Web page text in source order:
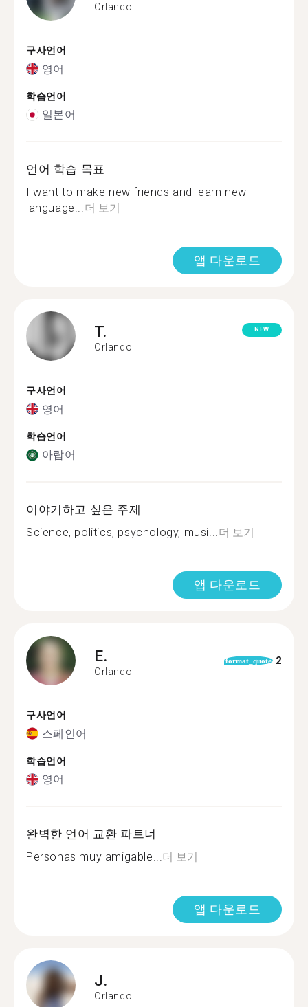
Orlando
구사언어
영어
학습언어
일본어
언어 학습 목표
I want to make new friends and learn new
language...더 보기
앱 다운로드
T.
Orlando
NEW
구사언어
영어
학습언어
아랍어
이야기하고 싶은 주제
Science, politics, psychology, musi...더 보기
앱 다운로드
E.
Orlando
format_quote 2
구사언어
스페인어
학습언어
영어
완벽한 언어 교환 파트너
Personas muy amigable...더 보기
앱 다운로드
J.
Orlando